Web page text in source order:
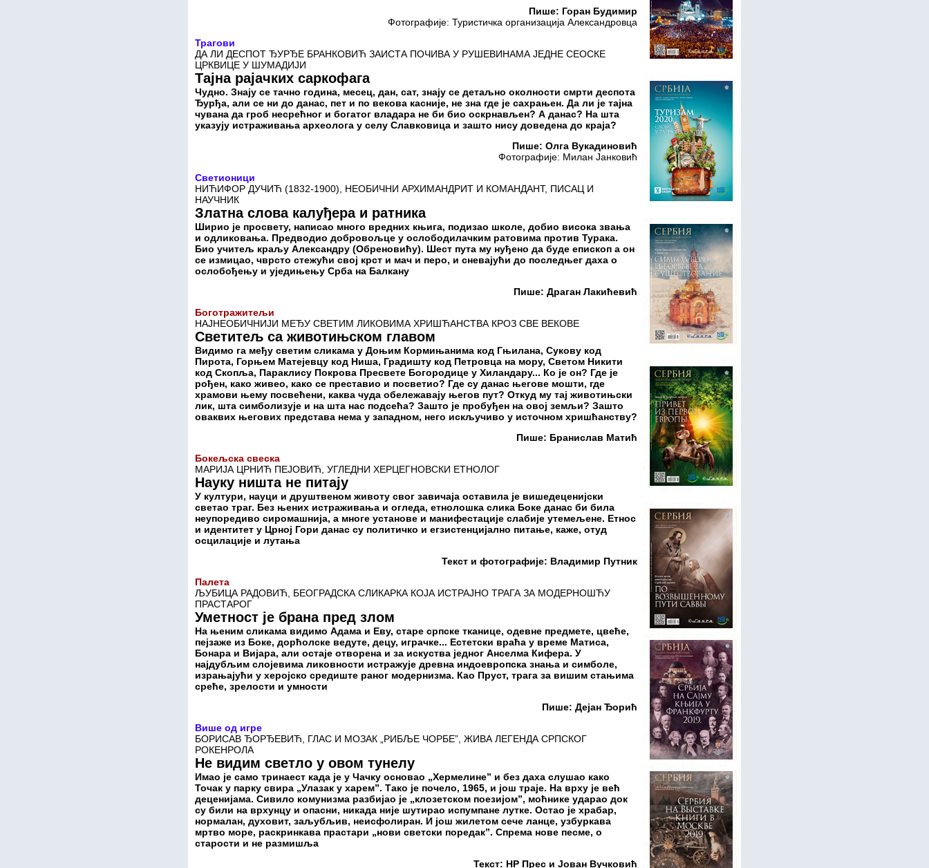
Пише: Горан Будимир
Фотографије: Туристичка организација Александровца
Трагови
ДА ЛИ ДЕСПОТ ЂУРЂЕ БРАНКОВИЋ ЗАИСТА ПОЧИВА У РУШЕВИНАМА ЈЕДНЕ СЕОСКЕ
ЦРКВИЦЕ У ШУМАДИЈИ
Тајна рајачких саркофага
Чудно. Знају се тачно година, месец, дан, сат, знају се детаљно околности смрти деспота
Ђурђа, али се ни до данас, пет и по векова касније, не зна где је сахрањен. Да ли је тајна
чувана да гроб несрећног и богатог владара не би био оскрнављен? А данас? На шта
указују истраживања археолога у селу Славковица и зашто нису доведена до краја?
Пише: Олга Вукадиновић
Фотографије: Милан Јанковић
Светионици
НИЋИФОР ДУЧИЋ (1832-1900), НЕОБИЧНИ АРХИМАНДРИТ И КОМАНДАНТ, ПИСАЦ И
НАУЧНИК
Златна слова калуђера и ратника
Ширио је просвету, написао много вредних књига, подизао школе, добио висока звања
и одликовања. Предводио добровољце у ослободилачким ратовима против Турака.
Био учитељ краљу Александру (Обреновићу). Шест пута му нуђено да буде епископ а он
се измицао, чврсто стежући свој крст и мач и перо, и сневајући до последњег даха о
ослобођењу и уједињењу Срба на Балкану
Пише: Драган Лакићевић
Боготражитељи
НАЈНЕОБИЧНИЈИ МЕЂУ СВЕТИМ ЛИКОВИМА ХРИШЋАНСТВА КРОЗ СВЕ ВЕКОВЕ
Светитељ са животињском главом
Видимо га међу светим сликама у Доњим Кормињанима код Гњилана, Сукову код
Пирота, Горњем Матејевцу код Ниша, Градишту код Петровца на мору, Светом Никити
код Скопља, Параклису Покрова Пресвете Богородице у Хиландару... Ко је он? Где је
рођен, како живео, како се преставио и посветио? Где су данас његове мошти, где
храмови њему посвећени, каква чуда обележавају његов пут? Откуд му тај животињски
лик, шта симболизује и на шта нас подсећа? Зашто је пробуђен на овој земљи? Зашто
оваквих његових представа нема у западном, него искључиво у источном хришћанству?
Пише: Бранислав Матић
Бокељска свеска
МАРИЈА ЦРНИЋ ПЕЈОВИЋ, УГЛЕДНИ ХЕРЦЕГНОВСКИ ЕТНОЛОГ
Науку ништа не питају
У култури, науци и друштвеном животу свог завичаја оставила је вишедеценијски
светао траг. Без њених истраживања и огледа, етнолошка слика Боке данас би била
неупоредиво сиромашнија, а многе установе и манифестације слабије утемељене. Етнос
и идентитет у Црној Гори данас су политичко и егзистенцијално питање, каже, отуд
осцилације и лутања
Текст и фотографије: Владимир Путник
Палета
ЉУБИЦА РАДОВИЋ, БЕОГРАДСКА СЛИКАРКА КОЈА ИСТРАЈНО ТРАГА ЗА МОДЕРНОШЋУ
ПРАСТАРОГ
Уметност је брана пред злом
На њеним сликама видимо Адама и Еву, старе српске тканице, одевне предмете, цвеће,
пејзаже из Боке, дорћолске ведуте, децу, играчке... Естетски враћа у време Матиса,
Бонара и Вијара, али остаје отворена и за искуства једног Анселма Кифера. У
најдубљим слојевима ликовности истражује древна индоевропска знања и симболе,
израњајући у херојско средиште раног модернизма. Као Пруст, трага за вишим стањима
среће, зрелости и умности
Пише: Дејан Ђорић
Више од игре
БОРИСАВ ЂОРЂЕВИЋ, ГЛАС И МОЗАК „РИБЉЕ ЧОРБЕ”, ЖИВА ЛЕГЕНДА СРПСКОГ
РОКЕНРОЛА
Не видим светло у овом тунелу
Имао је само тринаест када је у Чачку основао „Хермелине” и без даха слушао како
Точак у парку свира „Улазак у харем”. Тако је почело, 1965, и још траје. На врху је већ
деценијама. Сивило комунизма разбијао је „клозетском поезијом”, моћнике ударао док
су били на врхунцу и опасни, никада није шутирао испумпане лутке. Остао је храбар,
нормалан, духовит, заљубљив, неисфолиран. И још жилетом сече ланце, узбуркава
мртво море, раскринкава прастари „нови светски поредак”. Спрема нове песме, о
старости и не размишља
Текст: НР Прес и Јован Вучковић